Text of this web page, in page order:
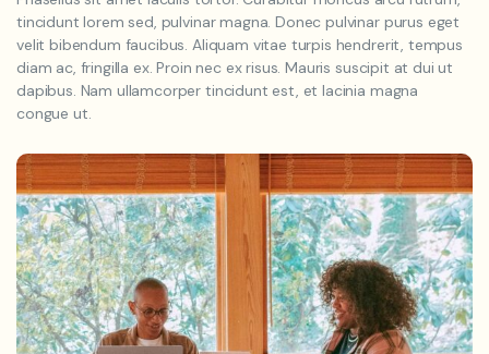
tincidunt lorem sed, pulvinar magna. Donec pulvinar purus eget
velit bibendum faucibus. Aliquam vitae turpis hendrerit, tempus
diam ac, fringilla ex. Proin nec ex risus. Mauris suscipit at dui ut
dapibus. Nam ullamcorper tincidunt est, et lacinia magna
congue ut.